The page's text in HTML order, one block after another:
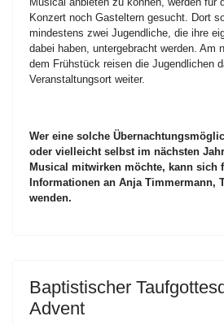
Konzert noch Gasteltern gesucht. Dort
mindestens zwei Jugendliche, die ihre
dabei haben, untergebracht werden. Am
dem Frühstück reisen die Jugendlichen
Veranstaltungsort weiter.
Wer eine solche
oder vielleicht selbst im nächsten
Musical mitwirken möchte, kann sich
Informationen an Anja Timmermann,
wenden.
Baptistischer
Advent